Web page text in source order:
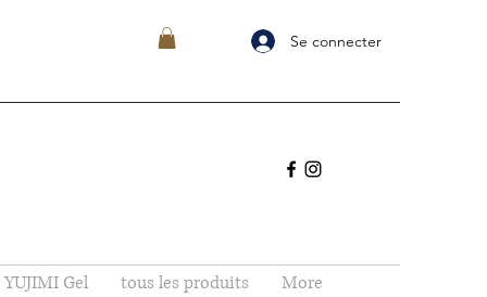
Se connecter
YUJIMI Gel tous les produits More